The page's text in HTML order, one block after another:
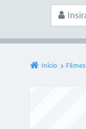
Início Filmes